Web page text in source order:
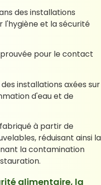
alimentaire, la
des installations
l'hygiène et la sécurité
pour le contact
des installations axées sur
d'eau et de
à partir de
réduisant ainsi la
la contamination